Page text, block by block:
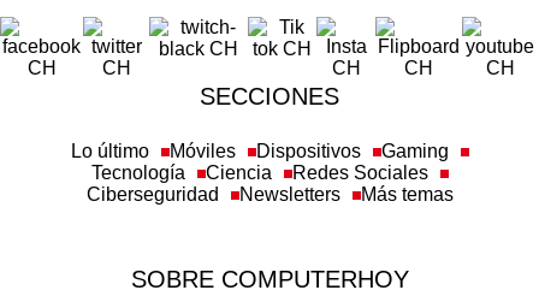
SECCIONES
Móviles Dispositivos
Aviso legal y condiciones de uso